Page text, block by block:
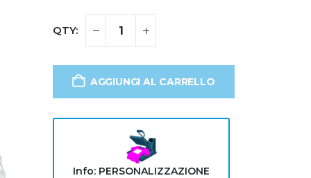
AGGIUNGI AL CARRELLO
Info: PERSONALIZZAZIONE